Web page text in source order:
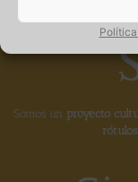
Somos un proyecto